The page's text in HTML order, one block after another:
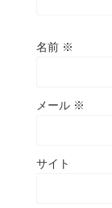
名前 ※
メール ※
サイト